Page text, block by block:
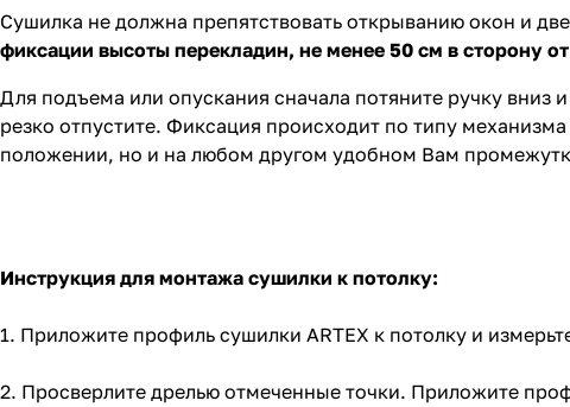
Сушилка не должна препятствовать открыванию окон и
фиксации высоты перекладин, не менее 50 см в сторону
Для подъема или опускания сначала потяните ручку вниз
резко отпустите. Фиксация происходит по типу
положении, но и на любом другом удобном Вам
Инструкция для монтажа сушилки к потолку:
1. Приложите профиль сушилки ARTEX к потолку и
2. Просверлите дрелью отмеченные точки. Приложите